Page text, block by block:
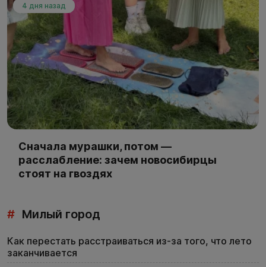
4 дня назад
Сначала мурашки, потом —
расслабление: зачем новосибирцы
стоят на гвоздях
# Милый город
Как перестать расстраиваться из-за того, что лето
заканчивается